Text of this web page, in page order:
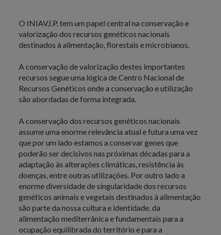
O INIAV,I.P. tem um papel central na conservação e
valorização dos recursos genéticos nacionais
destinados à alimentação, florestais e microbianos.
A conservação de valorização destes importantes
recursos segue uma lógica de Centro Nacional de
Recursos Genéticos onde a conservação e utilização
são abordadas de forma integrada.
A conservação dos recursos genéticos nacionais
assume uma enorme relevância atual e futura uma vez
que por um lado estamos a conservar genes que
poderão ser decisivos nas próximas décadas para a
adaptação às alterações climáticas, resistência às
doenças, entre outras utilizações. Por outro lado a
enorme diversidade de singularidade dos recursos
genéticos animais e vegetais destinados à alimentação
são parte da nossa cultura e identidade, da
alimentação mediterrânica e fundamentais para a
ocupação equilibrada do território e para a